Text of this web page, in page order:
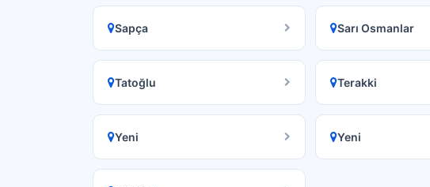
Sapça Sarı Osmanlar
Tatoğlu Terakki
Yeni Yeni